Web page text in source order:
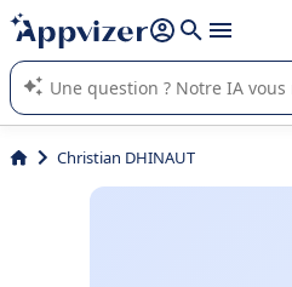
répondre (plusieurs lignes avec
L'IA de Appvizer vous guide dans
logiciel SaaS en entreprise.
Christian DHINAUT